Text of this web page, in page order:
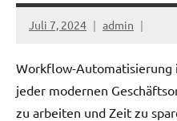
Juli 7, 2024 admin
Workflow-Automatisierung
jeder modernen
zu arbeiten und Zeit zu